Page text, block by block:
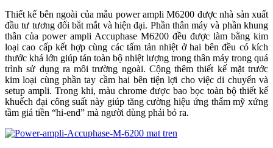
Thiết kế bên ngoài của mẫu power ampli M6200 được nhà sản xuất
đầu tư tương đối bắt mắt và hiện đại. Phần thân máy và phần khung
thân của power ampli Accuphase M6200 đều được làm bằng kim
loại cao cấp kết hợp cùng các tấm tản nhiệt ở hai bên đều có kích
thước khá lớn giúp tán toàn bộ nhiệt lượng trong thân máy trong quá
trình sử dụng ra môi trường ngoài. Cộng thêm thiết kế mặt trước
kim loại cùng phần tay cầm hai bên tiện lợi cho việc di chuyển và
setup ampli. Trong khi, màu chrome được bao bọc toàn bộ thiết kế
khuếch đại công suất này giúp tăng cường hiệu ứng thẩm mỹ xứng
tầm giá tiền “hi-end” mà người dùng phải bỏ ra.